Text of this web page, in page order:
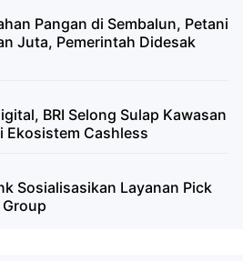
Pangan di Sembalun, Petani
Juta, Pemerintah Didesak
BRI Selong Sulap Kawasan
Ekosistem Cashless
Sosialisasikan Layanan Pick